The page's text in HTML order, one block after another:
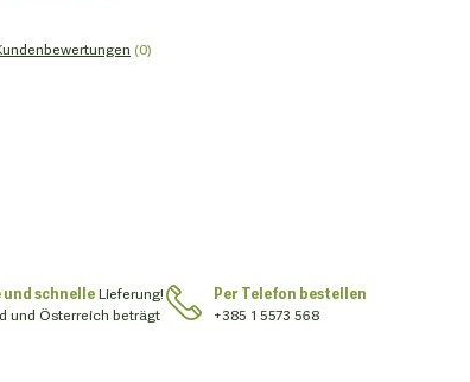
(0)
und schnelleLieferung!
und Österreich beträgt
Per Telefon bestellen
+385 1 5573 568